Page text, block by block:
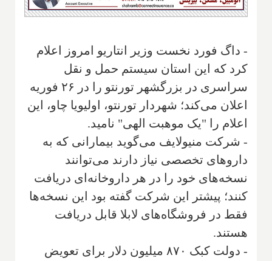
- داگ فورد نخست وزیر انتاریو امروز اعلام
کرد که این استان سیستم حمل و نقل
سراسری در بزرگشهر تورنتو را در ۲۶ فوریه
اعلان می‌کند؛ شهردار تورنتو، اولیویا چاو، این
اعلام را "یک موهبت الهی" نامید.
- شرکت منیولایف می‌گوید بیمارانی که به
داروهای تخصصی نیاز دارند می‌توانند
نسخه‌های خود را در هر داروخانه‌ای دریافت
کنند؛ پیشتر این شرکت گفته بود این نسخه‌ها
فقط در فروشگاه‌های لابلا قابل دریافت
هستند.
- دولت کبک ۸۷۰ میلیون دلار برای تعویض